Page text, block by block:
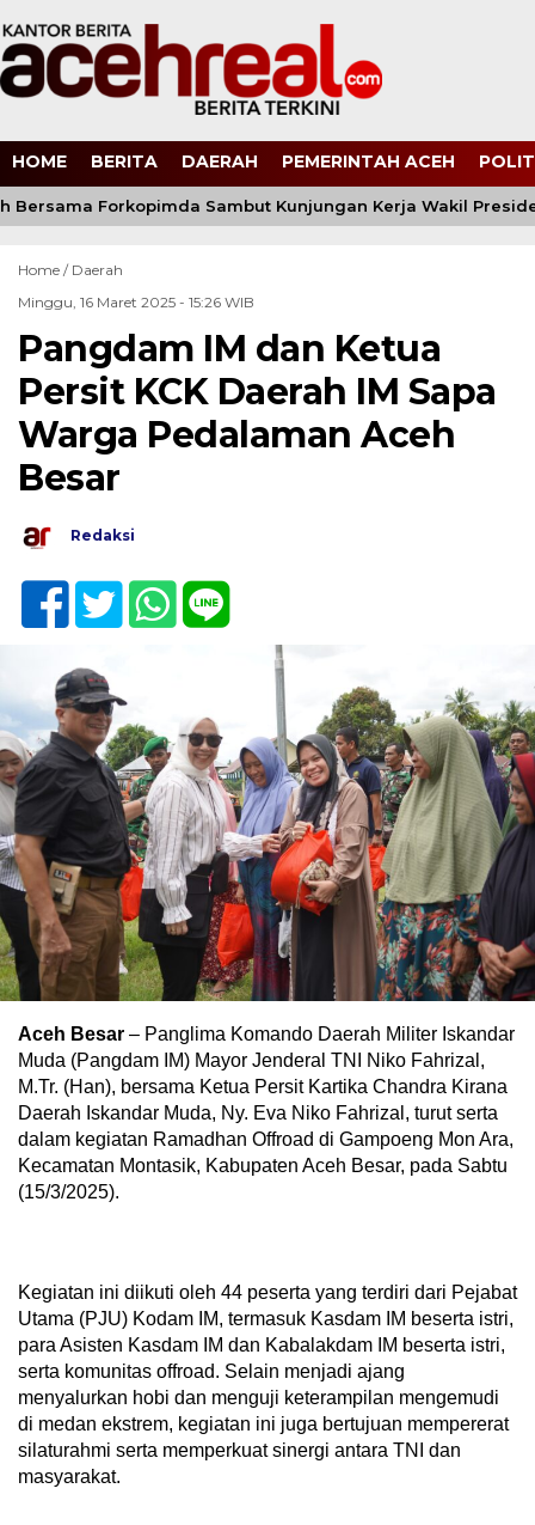
HOME BERITA DAERAH PEMERINTAH ACEH
Bersama Forkopimda Sambut Kunjungan Kerja Wakil
Home / Daerah
Minggu, 16 Maret 2025 - 15:26 WIB
Pangdam IM dan Ketua
Persit KCK Daerah IM Sapa
Warga Pedalaman Aceh
Besar
Redaksi
Aceh Besar – Panglima Komando Daerah Militer Iskandar
Muda (Pangdam IM) Mayor Jenderal TNI Niko Fahrizal,
M.Tr. (Han), bersama Ketua Persit Kartika Chandra Kirana
Daerah Iskandar Muda, Ny. Eva Niko Fahrizal, turut serta
dalam kegiatan Ramadhan Offroad di Gampoeng Mon Ara,
Kecamatan Montasik, Kabupaten Aceh Besar, pada Sabtu
(15/3/2025).
Kegiatan ini diikuti oleh 44 peserta yang terdiri dari Pejabat
Utama (PJU) Kodam IM, termasuk Kasdam IM beserta istri,
para Asisten Kasdam IM dan Kabalakdam IM beserta istri,
serta komunitas offroad. Selain menjadi ajang
menyalurkan hobi dan menguji keterampilan mengemudi
di medan ekstrem, kegiatan ini juga bertujuan mempererat
silaturahmi serta memperkuat sinergi antara TNI dan
masyarakat.